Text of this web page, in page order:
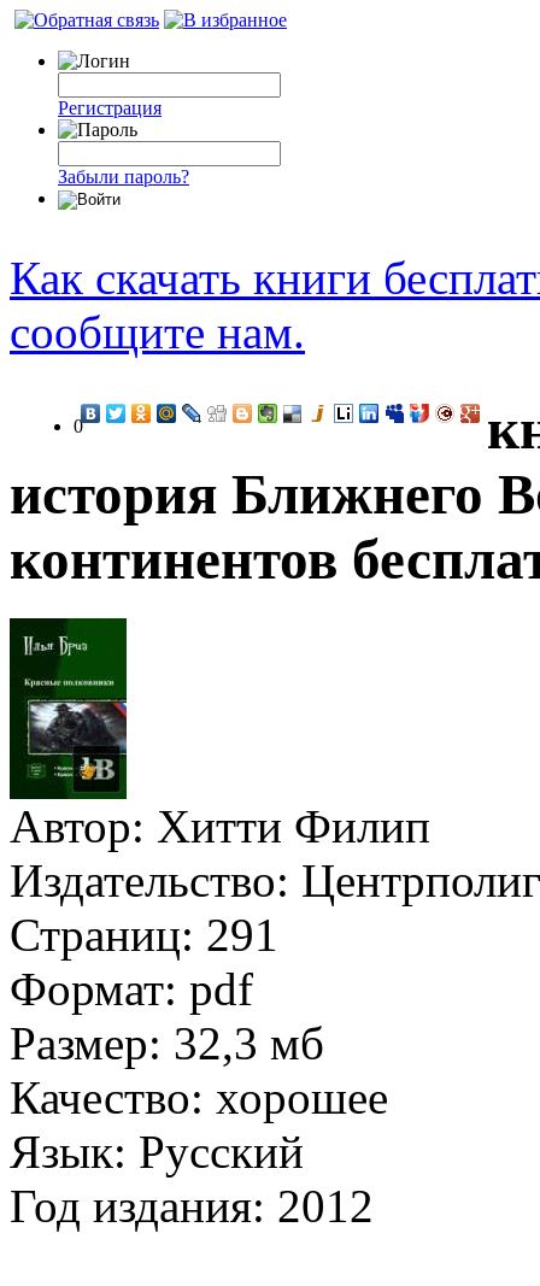
Регистрация
Забыли пароль?
Как скачать книги
сообщите нам.
0
история Ближнего
континентов
Автор: Хитти Филип
Издательство:
Страниц: 291
Формат: pdf
Размер: 32,3 мб
Качество: хорошее
Язык: Русский
Год издания: 2012